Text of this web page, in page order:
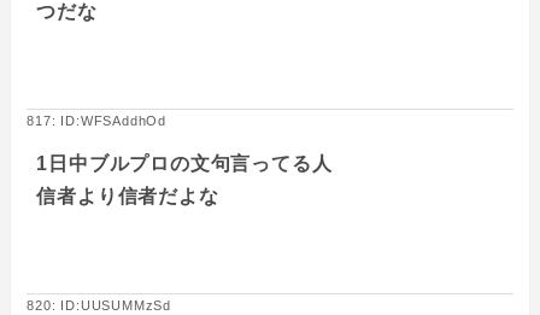
つだな
817: ID:WFSAddhOd
1日中ブルプロの文句言ってる人
信者より信者だよな
820: ID:UUSUMMzSd